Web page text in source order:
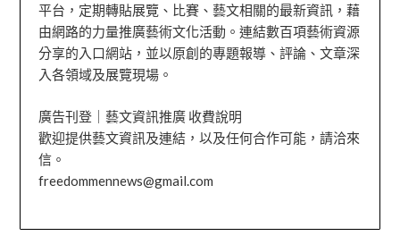
平台，定期轉貼展覽、比賽、藝文相關的最新資訊，藉
由網路的力量推廣藝術文化活動。連結數百項藝術資源
分享的入口網站，並以原創的專題報導、評論、文章深
入各領域及展覽現場。
廣告刊登｜藝文資訊推廣 收費說明
歡迎提供藝文資訊及連結，以及任何合作可能，請洽來
信。
freedommennews@gmail.com